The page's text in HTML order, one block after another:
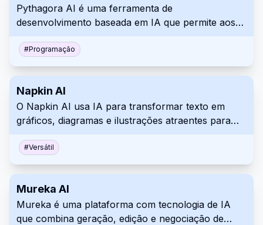
Pythagora AI é uma ferramenta de
desenvolvimento baseada em IA que permite aos
stack prontos para produção por meio de
conversação em linguagem natural, gerenciando
mínima supervisão humana.
#Programação
Napkin AI
O Napkin AI usa IA para transformar texto em
gráficos, diagramas e ilustrações atraentes para
#Versátil
Mureka AI
Mureka é uma plataforma com tecnologia de IA
que combina geração, edição e negociação de